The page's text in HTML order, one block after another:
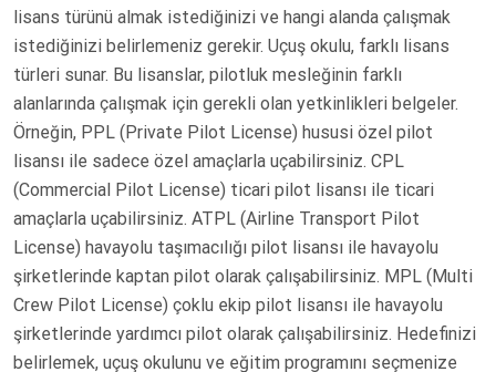
lisans türünü almak istediğinizi ve hangi alanda çalışmak
istediğinizi belirlemeniz gerekir. Uçuş okulu, farklı lisans
türleri sunar. Bu lisanslar, pilotluk mesleğinin farklı
alanlarında çalışmak için gerekli olan yetkinlikleri belgeler.
Örneğin, PPL (Private Pilot License) hususi özel pilot
lisansı ile sadece özel amaçlarla uçabilirsiniz. CPL
(Commercial Pilot License) ticari pilot lisansı ile ticari
amaçlarla uçabilirsiniz. ATPL (Airline Transport Pilot
License) havayolu taşımacılığı pilot lisansı ile havayolu
şirketlerinde kaptan pilot olarak çalışabilirsiniz. MPL (Multi
Crew Pilot License) çoklu ekip pilot lisansı ile havayolu
şirketlerinde yardımcı pilot olarak çalışabilirsiniz. Hedefinizi
belirlemek, uçuş okulunu ve eğitim programını seçmenize